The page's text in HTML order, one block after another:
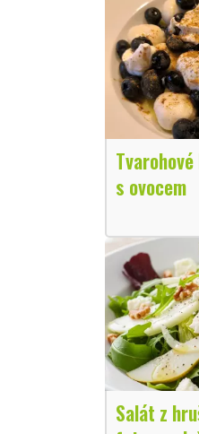
s ovocem
Salát z